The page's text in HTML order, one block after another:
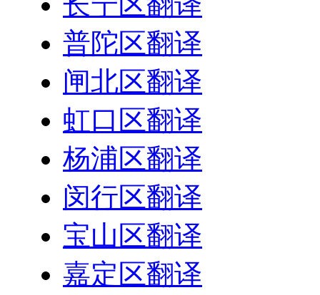
普陀区翻译
闸北区翻译
虹口区翻译
杨浦区翻译
闵行区翻译
宝山区翻译
嘉定区翻译